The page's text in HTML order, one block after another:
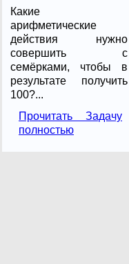
Какие
арифметические
действия нужно
совершить с
семёрками, чтобы в
результате получить
100?...
Прочитать Задачу
полностью